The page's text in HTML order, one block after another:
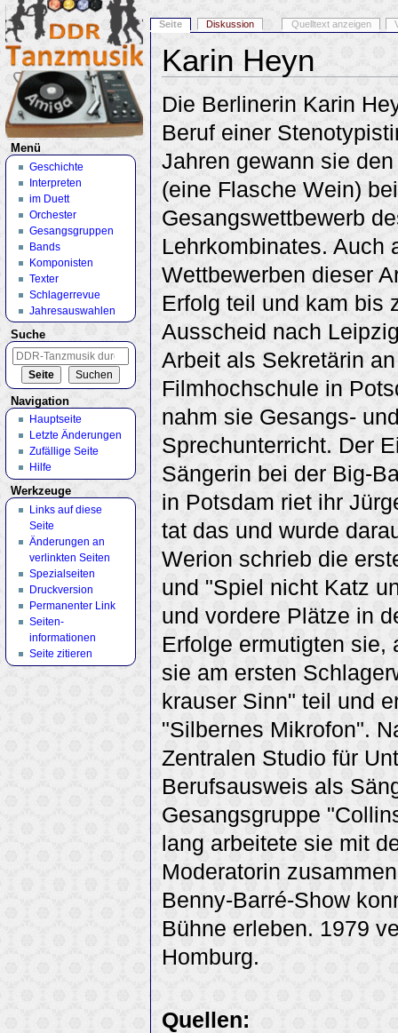
Karin Heyn
Die Berlinerin Karin
Beruf einer
Jahren gewann sie
(eine Flasche Wein)
Gesangswettbewerb
Lehrkombinates. Auch
Wettbewerben dieser
Erfolg teil und kam bis
Ausscheid nach
Arbeit als Sekretärin
Filmhochschule in
nahm sie Gesangs-
Sprechunterricht. Der
Sängerin bei der Big-
in Potsdam riet ihr
tat das und wurde
Werion schrieb die
und "Spiel nicht Katz
und vordere Plätze in
Erfolge ermutigten sie,
sie am ersten
krauser Sinn" teil und
"Silbernes Mikrofon".
Zentralen Studio für
Berufsausweis als
Gesangsgruppe
lang arbeitete sie mit
Moderatorin
Benny-Barré-Show
Bühne erleben. 1979
Homburg.
Quellen:
Seite Diskussion Quelltext anzeigen
Menü
Geschichte
Interpreten
im Duett
Orchester
Gesangsgruppen
Bands
Komponisten
Texter
Schlagerrevue
Jahresauswahlen
Suche
Navigation
Hauptseite
Letzte Änderungen
Zufällige Seite
Hilfe
Werkzeuge
Links auf diese
Seite
Änderungen an
verlinkten Seiten
Spezialseiten
Druckversion
Permanenter Link
Seiten­
informationen
Seite zitieren